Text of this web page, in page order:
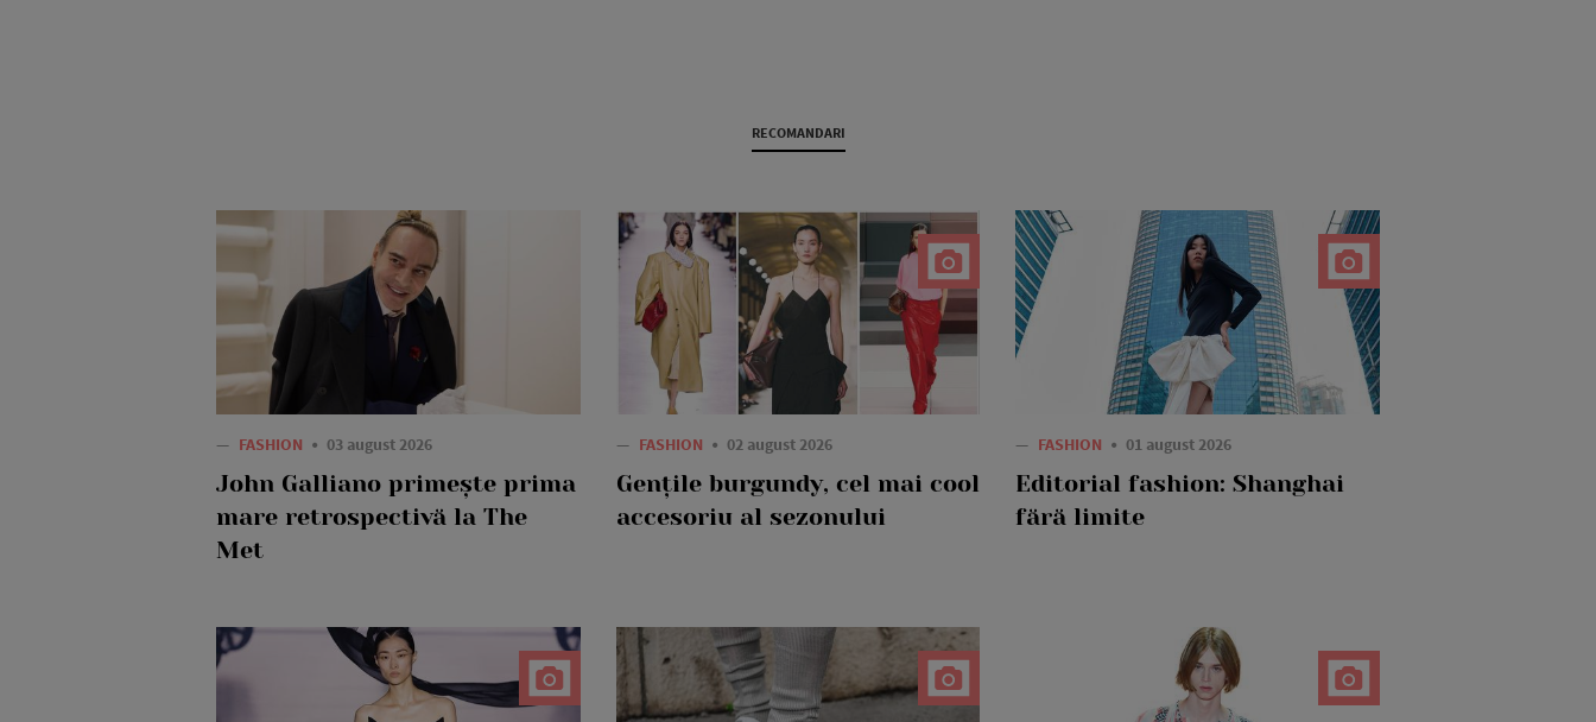
RECOMANDARI
— FASHION 03 august 2026
John Galliano primește prima
mare retrospectivă la The
Met
— FASHION 02 august 2026
Gențile burgundy, cel mai cool
accesoriu al sezonului
— FASHION 01 august 2026
Editorial fashion: Shanghai
fără limite